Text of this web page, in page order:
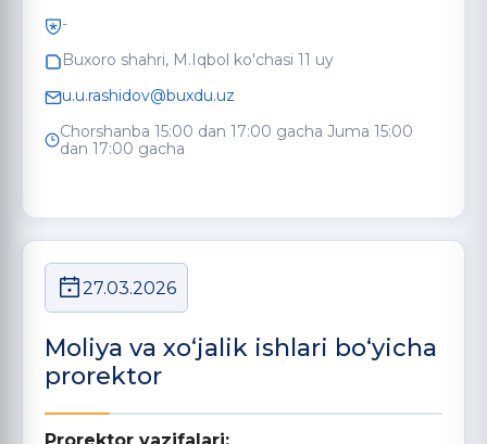
-
Buxoro shahri, M.Iqbol ko'chasi 11 uy
u.u.rashidov@buxdu.uz
Chorshanba 15:00 dan 17:00 gacha Juma 15:00
dan 17:00 gacha
27.03.2026
Moliya va xo‘jalik ishlari bo‘yicha
prorektor